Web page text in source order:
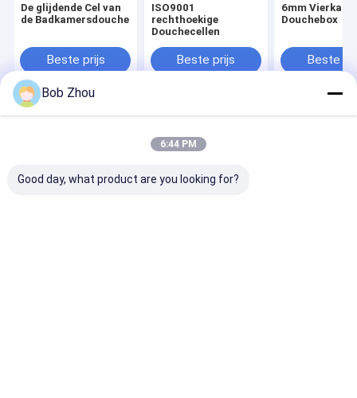
De glijdende Cel van
de Badkamersdouche
Beste prijs
ISO9001
rechthoekige
Douchecellen
Beste prijs
6mm
Douchebox
Beste
Thuis
Ongeveer
Contacteer
Desktop
Sitemap
Privacybeleid
Aidele Sanitary Ware Co., Ltd.. All Rights Reserved.
Bob Zhou
6:44 PM
Good day, what product are you looking for?